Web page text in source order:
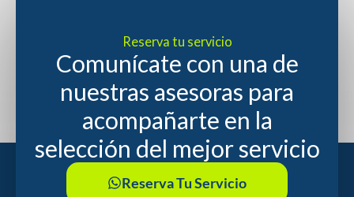
Reserva tu servicio
Comunícate con una de
nuestras asesoras para
acompañarte en la
selección del mejor servicio
Reserva Tu Servicio